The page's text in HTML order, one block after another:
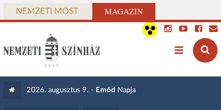
NEMZETI MOST MAGAZIN
2026. augusztus 9. - Emőd Napja